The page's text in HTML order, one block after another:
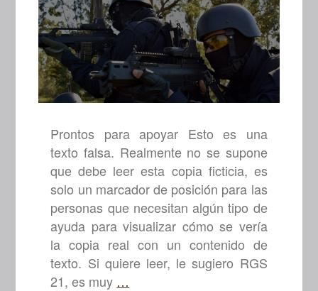
Prontos para apoyar Esto es una
texto falsa. Realmente no se supone
que debe leer esta copia ficticia, es
solo un marcador de posición para las
personas que necesitan algún tipo de
ayuda para visualizar cómo se vería
la copia real con un contenido de
texto. Si quiere leer, le sugiero RGS
21, es muy …